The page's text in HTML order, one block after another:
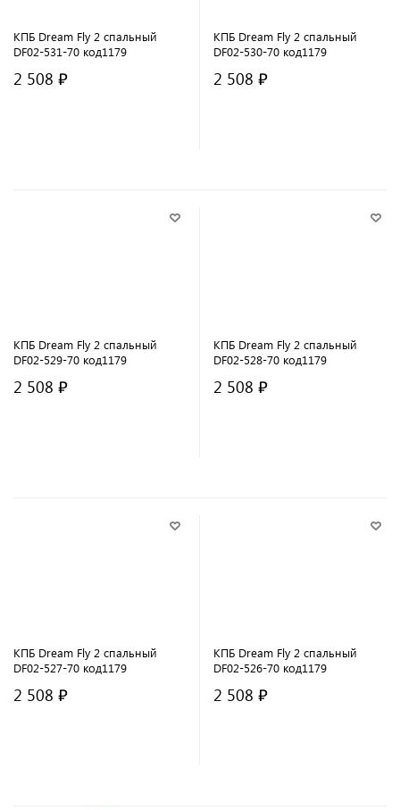
КПБ Dream Fly 2 спальный
DF02-531-70 код1179
2 508 ₽
КПБ Dream Fly 2 спальный
DF02-530-70 код1179
2 508 ₽
КПБ Dream Fly 2 спальный
DF02-529-70 код1179
2 508 ₽
КПБ Dream Fly 2 спальный
DF02-528-70 код1179
2 508 ₽
КПБ Dream Fly 2 спальный
DF02-527-70 код1179
2 508 ₽
КПБ Dream Fly 2 спальный
DF02-526-70 код1179
2 508 ₽